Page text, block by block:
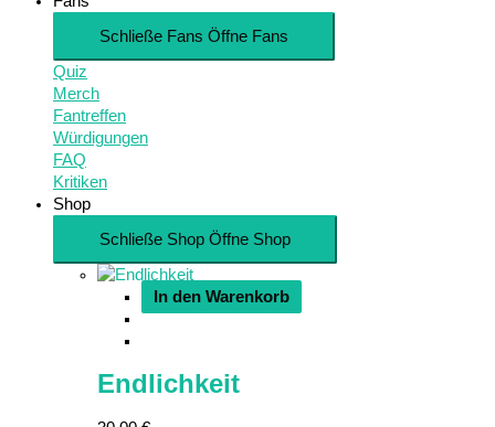
Schließe Fans Öffne Fans
Quiz
Merch
Fantreffen
Würdigungen
FAQ
Kritiken
Shop
Schließe Shop Öffne Shop
In den Warenkorb
Endlichkeit